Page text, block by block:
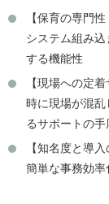
【保育の専門
システム組み
する機能性
【現場への定
時に現場が混
るサポートの手
【知名度と導
簡単な事務効率